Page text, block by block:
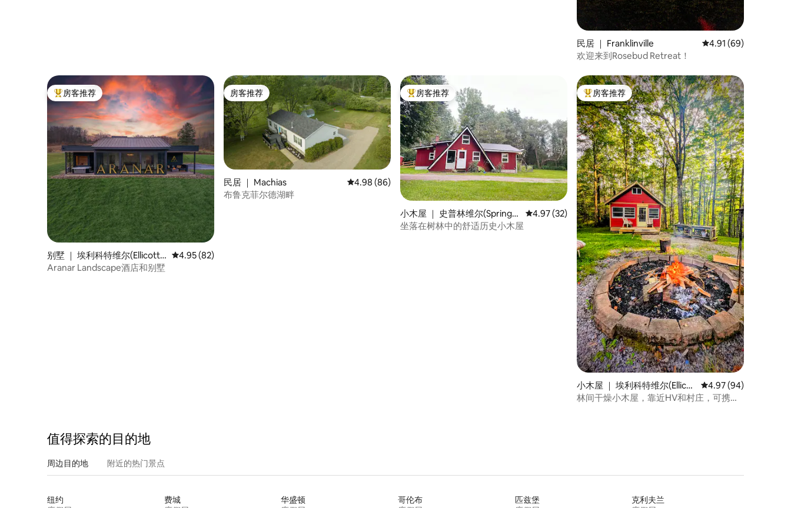
民居 ｜ Franklinville 平均评分 4.91 分（满
4.91 (69)
欢迎来到Rosebud Retreat！
热门「房客推荐」
房客推荐
别墅 ｜ 埃利科特维尔(Ellicottvi
lle)
平均评分 4.95 分（满分 5 分），共 82 条评价
4.95 (82)
Aranar Landscape酒店和别墅
房客推荐
房客推荐
民居 ｜ Machias 平均评分 4.98 分（满分 5 分），共 86 条评价
4.98 (86)
布鲁克菲尔德湖畔
热门「房客推荐」
房客推荐
小木屋 ｜ 史普林维尔(Springvil
le)
平均评分 4.97 分（满分 5 分），共 32 条评价
4.97 (32)
坐落在树林中的舒适历史小木屋
热门「房客推荐」
房客推荐
小木屋 ｜ 埃利科特维尔(Ellicot
tville)
平均评分 4.97 分（满
4.97 (94)
林间干燥小木屋，靠近HV和村庄，可携带
值得探索的目的地
周边目的地 附近的热门景点
纽约
费城
华盛顿
哥伦布
匹兹堡
克利夫兰